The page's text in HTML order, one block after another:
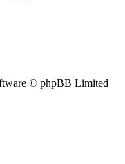
© phpBB Limited